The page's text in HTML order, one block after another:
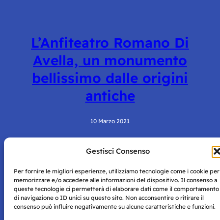
Gestisci Consenso
Per fornire le migliori esperienze, utilizziamo tecnologie come i cookie per
memorizzare e/o accedere alle informazioni del dispositivo. Il consenso a
queste tecnologie ci permetterà di elaborare dati come il comportamento
di navigazione o ID unici su questo sito. Non acconsentire o ritirare il
consenso può influire negativamente su alcune caratteristiche e funzioni.
L’Anfiteatro Romano Di
Avella, un monumento
bellissimo dalle origini
antiche
10 Marzo 2021